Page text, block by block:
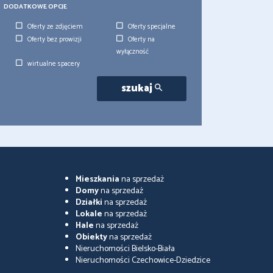
DODATKOWE OPCJE
Oferty ze zdjęciem
Oferty specjalne
Oferty bez prowizji
Oferty na
wyłączność
wirtualne spacery
szukaj
Mieszkaniana sprzedaż
Domyna sprzedaż
Działkina sprzedaż
Lokalena sprzedaż
Halena sprzedaż
Obiektyna sprzedaż
Nieruchomości Bielsko-Biała
Nieruchomości Czechowice-Dziedzice